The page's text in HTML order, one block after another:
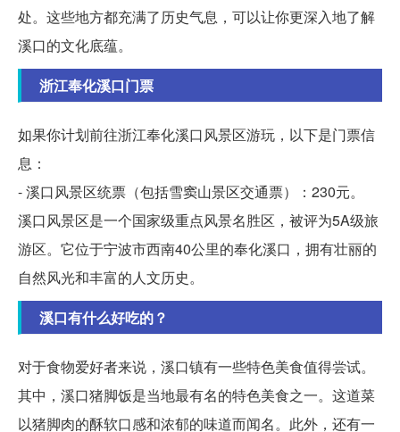
处。这些地方都充满了历史气息，可以让你更深入地了解
溪口的文化底蕴。
浙江奉化溪口门票
如果你计划前往浙江奉化溪口风景区游玩，以下是门票信
息：
- 溪口风景区统票（包括雪窦山景区交通票）：230元。
溪口风景区是一个国家级重点风景名胜区，被评为5A级旅
游区。它位于宁波市西南40公里的奉化溪口，拥有壮丽的
自然风光和丰富的人文历史。
溪口有什么好吃的？
对于食物爱好者来说，溪口镇有一些特色美食值得尝试。
其中，溪口猪脚饭是当地最有名的特色美食之一。这道菜
以猪脚肉的酥软口感和浓郁的味道而闻名。此外，还有一